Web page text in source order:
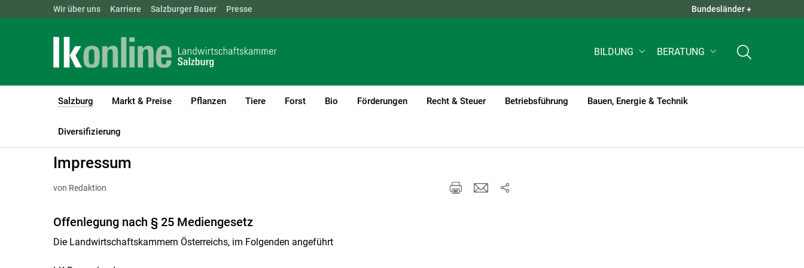
Landwirtschaftskammern: ÖSTERREICH BGLD KTN QUICK LINKS +
Wir über uns Karriere Salzburger Bauer Presse Bundesländer +
BILDUNG BERATUNG
Salzburg
(current)1
Markt & Preise Pflanzen Tiere Forst Bio Förderungen Recht & Steuer Betriebsführung Bauen, Energie & Technik
Diversifizierung
LK Salzburg Salzburg
Impressum
von Redaktion
Offenlegung nach § 25 Mediengesetz
Die Landwirtschaftskammern Österreichs, im Folgenden angeführt